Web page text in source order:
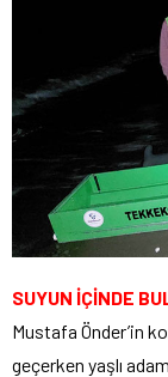
SUYUN İÇİNDE
Mustafa Önder’in
geçerken yaşlı